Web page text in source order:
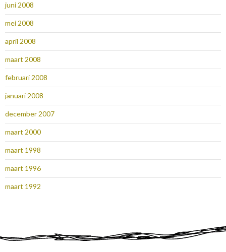
juni 2008
mei 2008
april 2008
maart 2008
februari 2008
januari 2008
december 2007
maart 2000
maart 1998
maart 1996
maart 1992